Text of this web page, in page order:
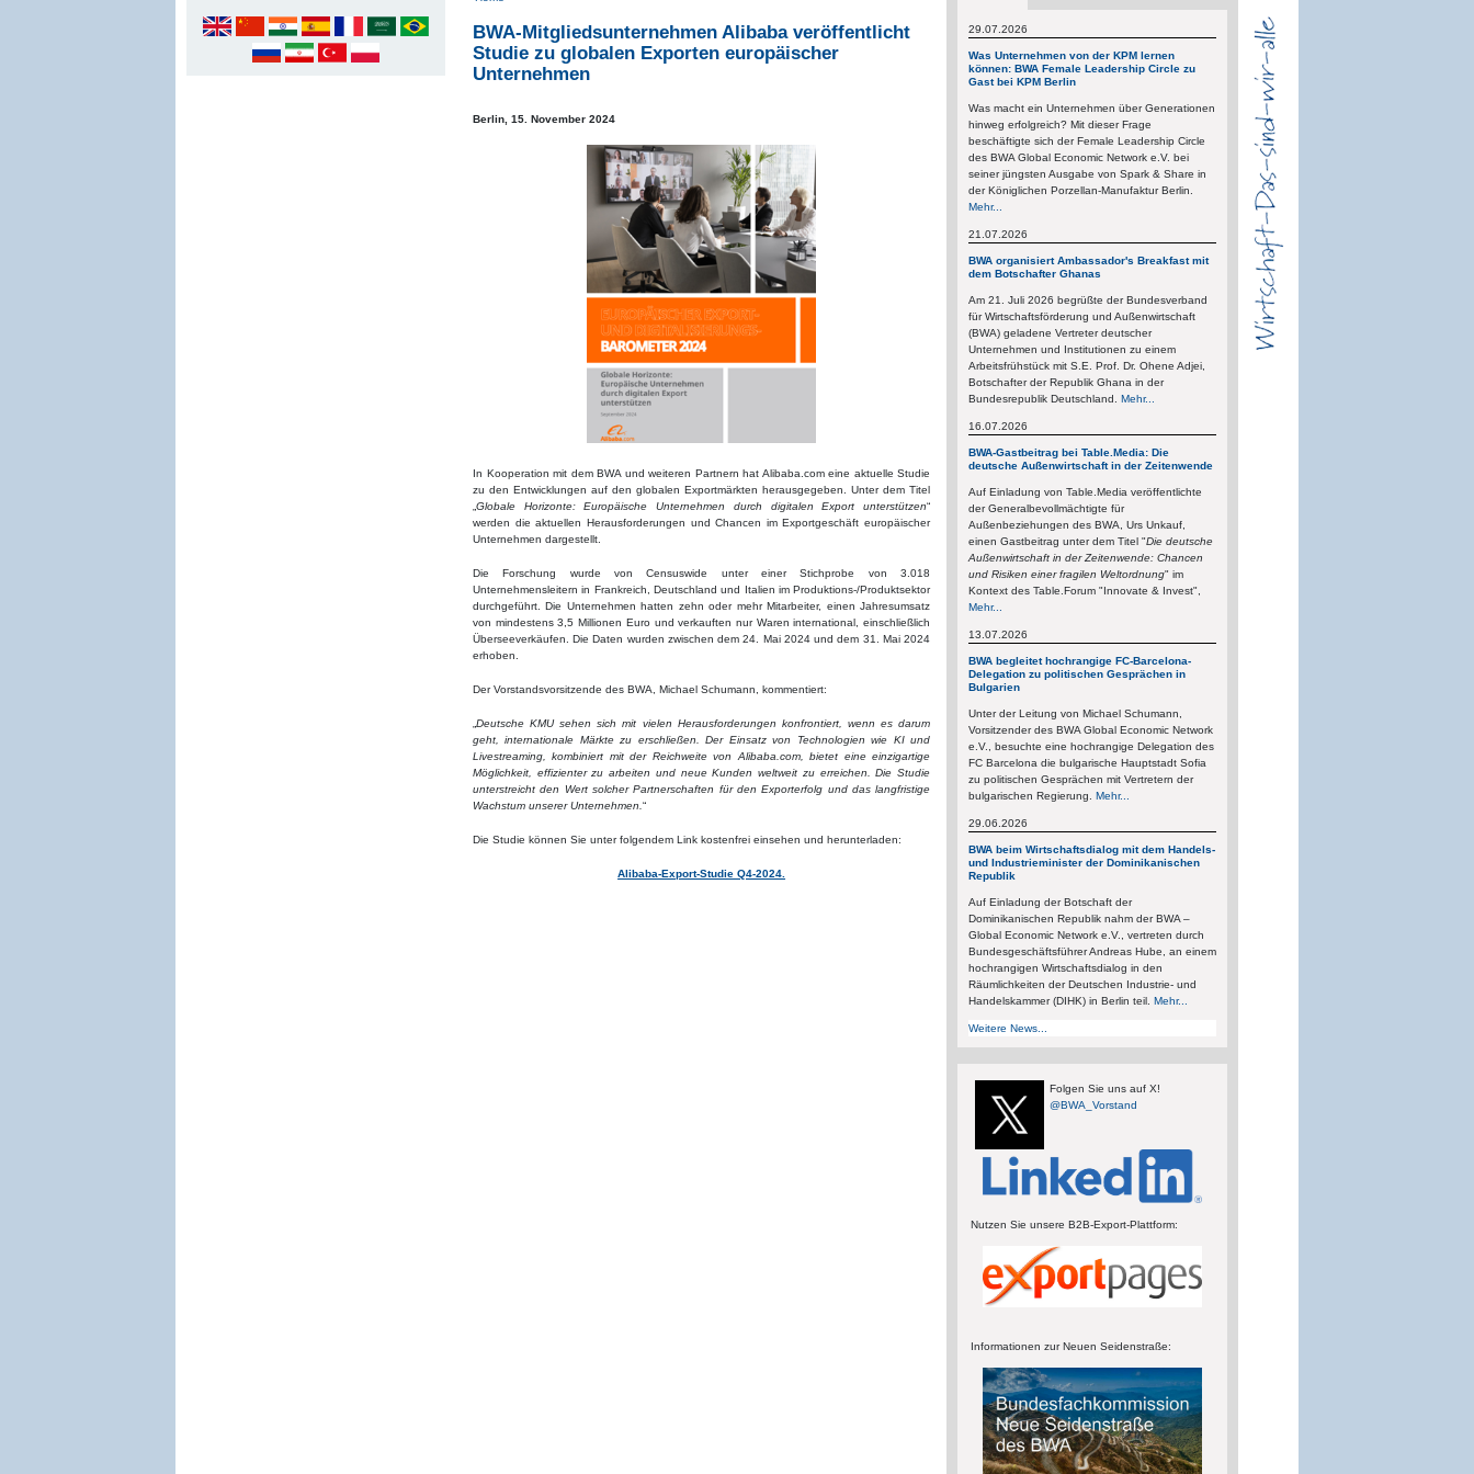
BWA-Mitgliedsunternehmen Alibaba veröffentlicht
Studie zu globalen Exporten europäischer
Unternehmen
Berlin, 15. November 2024
In Kooperation mit dem BWA und weiteren Partnern hat Alibaba.com eine aktuelle Studie
zu den Entwicklungen auf den globalen Exportmärkten herausgegeben. Unter dem Titel
„Globale Horizonte: Europäische Unternehmen durch digitalen Export unterstützen“
werden die aktuellen Herausforderungen und Chancen im Exportgeschäft europäischer
Unternehmen dargestellt.
Die Forschung wurde von Censuswide unter einer Stichprobe von 3.018
Unternehmensleitern in Frankreich, Deutschland und Italien im Produktions-/Produktsektor
durchgeführt. Die Unternehmen hatten zehn oder mehr Mitarbeiter, einen Jahresumsatz
von mindestens 3,5 Millionen Euro und verkauften nur Waren international, einschließlich
Überseeverkäufen. Die Daten wurden zwischen dem 24. Mai 2024 und dem 31. Mai 2024
erhoben.
Der Vorstandsvorsitzende des BWA, Michael Schumann, kommentiert:
„Deutsche KMU sehen sich mit vielen Herausforderungen konfrontiert, wenn es darum
geht, internationale Märkte zu erschließen. Der Einsatz von Technologien wie KI und
Livestreaming, kombiniert mit der Reichweite von Alibaba.com, bietet eine einzigartige
Möglichkeit, effizienter zu arbeiten und neue Kunden weltweit zu erreichen. Die Studie
unterstreicht den Wert solcher Partnerschaften für den Exporterfolg und das langfristige
Wachstum unserer Unternehmen.“
Die Studie können Sie unter folgendem Link kostenfrei einsehen und herunterladen:
Alibaba-Export-Studie Q4-2024.
29.07.2026
Was Unternehmen von der KPM lernen
können: BWA Female Leadership Circle zu
Gast bei KPM Berlin
Was macht ein Unternehmen über Generationen
hinweg erfolgreich? Mit dieser Frage
beschäftigte sich der Female Leadership Circle
des BWA Global Economic Network e.V. bei
seiner jüngsten Ausgabe von Spark & Share in
der Königlichen Porzellan-Manufaktur Berlin.
Mehr...
21.07.2026
BWA organisiert Ambassador's Breakfast mit
dem Botschafter Ghanas
Am 21. Juli 2026 begrüßte der Bundesverband
für Wirtschaftsförderung und Außenwirtschaft
(BWA) geladene Vertreter deutscher
Unternehmen und Institutionen zu einem
Arbeitsfrühstück mit S.E. Prof. Dr. Ohene Adjei,
Botschafter der Republik Ghana in der
Bundesrepublik Deutschland.Mehr...
16.07.2026
BWA-Gastbeitrag bei Table.Media: Die
deutsche Außenwirtschaft in der Zeitenwende
Auf Einladung von Table.Media veröffentlichte
der Generalbevollmächtigte für
Außenbeziehungen des BWA, Urs Unkauf,
einen Gastbeitrag unter dem Titel "Die deutsche
Außenwirtschaft in der Zeitenwende: Chancen
und Risiken einer fragilen Weltordnung" im
Kontext des Table.Forum "Innovate & Invest",
Mehr...
13.07.2026
BWA begleitet hochrangige FC-Barcelona-
Delegation zu politischen Gesprächen in
Bulgarien
Unter der Leitung von Michael Schumann,
Vorsitzender des BWA Global Economic Network
e.V., besuchte eine hochrangige Delegation des
FC Barcelona die bulgarische Hauptstadt Sofia
zu politischen Gesprächen mit Vertretern der
bulgarischen Regierung.Mehr...
29.06.2026
BWA beim Wirtschaftsdialog mit dem Handels-
und Industrieminister der Dominikanischen
Republik
Auf Einladung der Botschaft der
Dominikanischen Republik nahm der BWA –
Global Economic Network e.V., vertreten durch
Bundesgeschäftsführer Andreas Hube, an einem
hochrangigen Wirtschaftsdialog in den
Räumlichkeiten der Deutschen Industrie- und
Handelskammer (DIHK) in Berlin teil.Mehr...
Weitere News...
Folgen Sie uns auf X!
@BWA_Vorstand
Nutzen Sie unsere B2B-Export-Plattform:
Informationen zur Neuen Seidenstraße: